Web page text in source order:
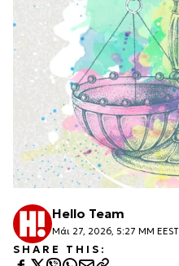
Hello Team
Μάι 27, 2026, 5:27 ΜΜ EEST
SHARE THIS: